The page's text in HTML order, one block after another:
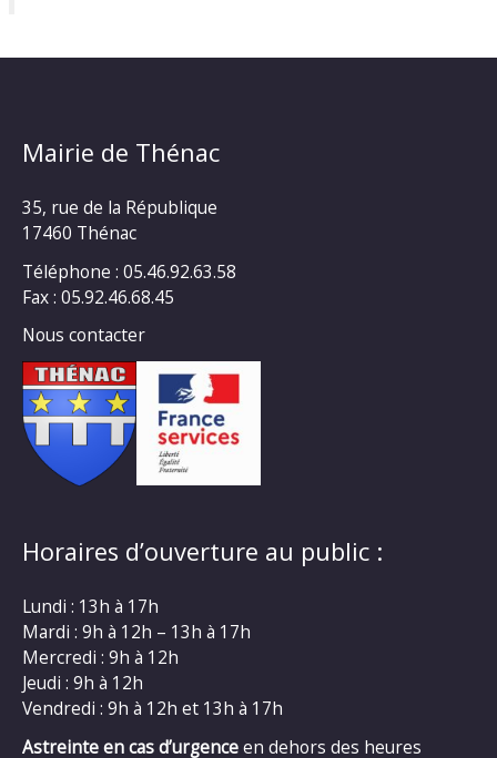
Mairie de Thénac
35, rue de la République
17460 Thénac
Téléphone : 05.46.92.63.58
Fax : 05.92.46.68.45
Nous contacter
Horaires d’ouverture au public :
Lundi : 13h à 17h
Mardi : 9h à 12h – 13h à 17h
Mercredi : 9h à 12h
Jeudi : 9h à 12h
Vendredi : 9h à 12h et 13h à 17h
Astreinte en cas d’urgenceen dehors des heures